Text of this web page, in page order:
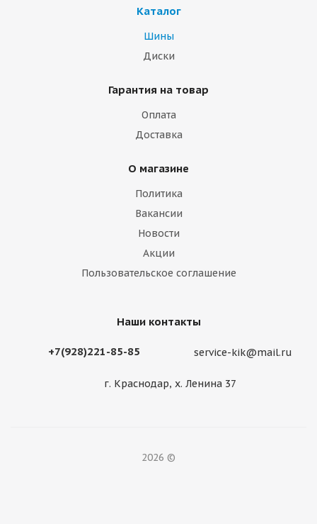
Каталог
Шины
Диски
Гарантия на товар
Оплата
Доставка
О магазине
Политика
Вакансии
Новости
Акции
Пользовательское соглашение
Наши контакты
+7(928)221-85-85 service-kik@mail.ru
г. Краснодар, х. Ленина 37
2026 ©